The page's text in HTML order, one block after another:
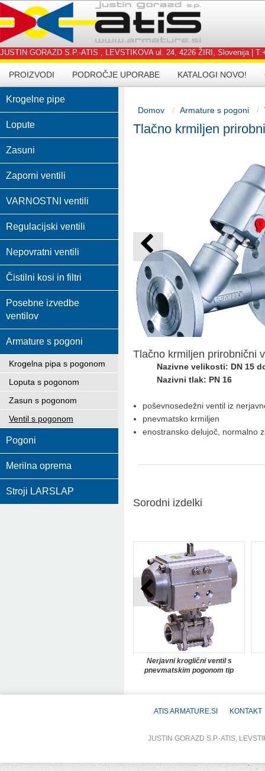
JUSTIN GORAZD S.P.-ATIS , LEVSTIKOVA ul. 24, 4226 ŽIRI, Slovenija |
PROIZVODI PODROČJE UPORABE KATALOGI NOVO!
Krogelne pipe
Lopute
Zasuni
Zaporni ventili
VARNOSTNI ventili
Regulacijski ventili
Nepovratni ventili
Čistilni kosi in filtri
Posebne izvedbe
ventilov
Armature s pogoni
Krogelna pipa s pogonom
Loputa s pogonom
Zasun s pogonom
Ventil s pogonom
Pogoni
Merilna oprema
Stroji LARSLAP
Domov Armature s pogoni
Tlačno krmiljen
Tlačno krmiljen prirobnični
Nazivne velikosti: DN 15
Nazivni tlak: PN 16
poševnosedežni ventil iz
pnevmatsko krmiljen
enostransko delujoč, normalno
Sorodni izdelki
Nerjavni kroglični ventil s
pnevmatskim pogonom tip
ATIS ARMATURE.SI KONTAKT
JUSTIN GORAZD S.P.-ATIS,